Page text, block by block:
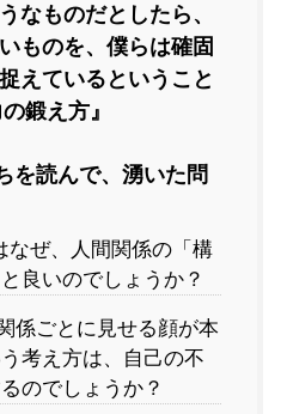
なものだとしたら、
ものを、僕らは確固
えているということ
鍛え方』
を読んで、湧いた問
なぜ、人間関係の「構
良いのでしょうか？
係ごとに見せる顔が本
考え方は、自己の不
のでしょうか？